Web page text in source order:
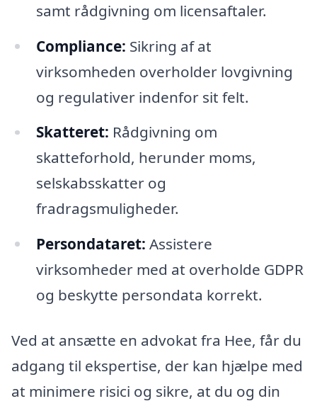
samt rådgivning om licensaftaler.
Compliance: Sikring af at
virksomheden overholder lovgivning
og regulativer indenfor sit felt.
Skatteret: Rådgivning om
skatteforhold, herunder moms,
selskabsskatter og
fradragsmuligheder.
Persondataret: Assistere
virksomheder med at overholde GDPR
og beskytte persondata korrekt.
Ved at ansætte en advokat fra Hee, får du
adgang til ekspertise, der kan hjælpe med
at minimere risici og sikre, at du og din